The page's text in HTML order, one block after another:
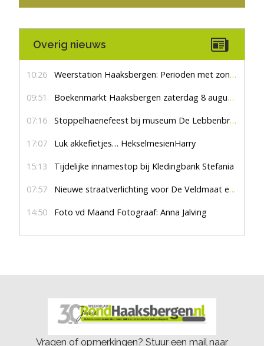
Overig nieuws
10:26 Weerstation Haaksbergen: Perioden met zon en droog
09:51 Boekenmarkt Haaksbergen zaterdag 8 augustus, marktplein Haaksbergen
07:16 Stoppelhaenefeest bij museum De Lebbenbrugge
17:07 Luk akkefietjes… HekselmesienHarry
15:13 Tijdelijke innamestop bij Kledingbank Stefania
07:57 Nieuwe straatverlichting voor De Veldmaat en De Pas
14:50 Foto vd Maand Fotograaf: Anna Jalving
Vragen of opmerkingen? Stuur een mail naar